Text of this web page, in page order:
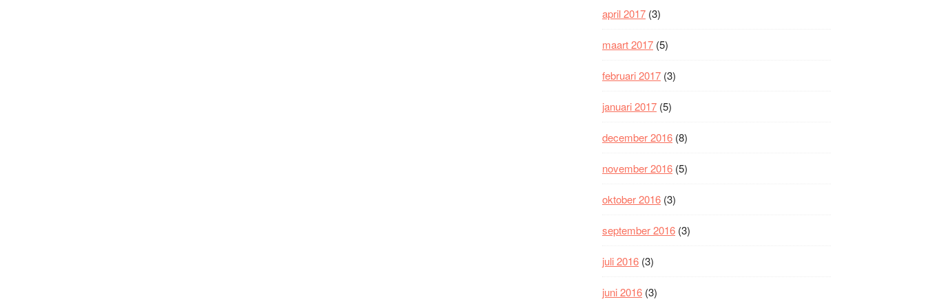
april 2017 (3)
maart 2017 (5)
februari 2017 (3)
januari 2017 (5)
december 2016 (8)
november 2016 (5)
oktober 2016 (3)
september 2016 (3)
juli 2016 (3)
juni 2016 (3)